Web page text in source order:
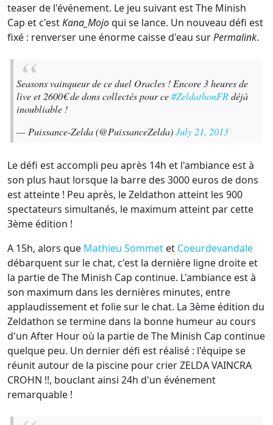
teaser de l'événement. Le jeu suivant est The Minish
Cap et c'estKana_Mojoqui se lance. Un nouveau défi est
fixé : renverser une énorme caisse d'eau surPermalink.
Seasons vainqueur de ce duel Oracles ! Encore 3 heures de
live et 2600€ de dons collectés pour ce#ZeldathonFRdéjà
inoubliable !
— Puissance-Zelda (@PuissanceZelda)July 21, 2013
Le défi est accompli peu après 14h et l'ambiance est à
son plus haut lorsque la barre des 3000 euros de dons
est atteinte ! Peu après, le Zeldathon atteint les 900
spectateurs simultanés, le maximum atteint par cette
3ème édition !
A 15h, alors que Mathieu Sommet et Coeurdevandale
débarquent sur le chat, c'est la dernière ligne droite et
la partie de The Minish Cap continue. L'ambiance est à
son maximum dans les dernières minutes, entre
applaudissement et folie sur le chat. La 3ème édition du
Zeldathon se termine dans la bonne humeur au cours
d'un After Hour où la partie de The Minish Cap continue
quelque peu. Un dernier défi est réalisé : l'équipe se
réunit autour de la piscine pour crier ZELDA VAINCRA
CROHN !!, bouclant ainsi 24h d'un événement
remarquable !